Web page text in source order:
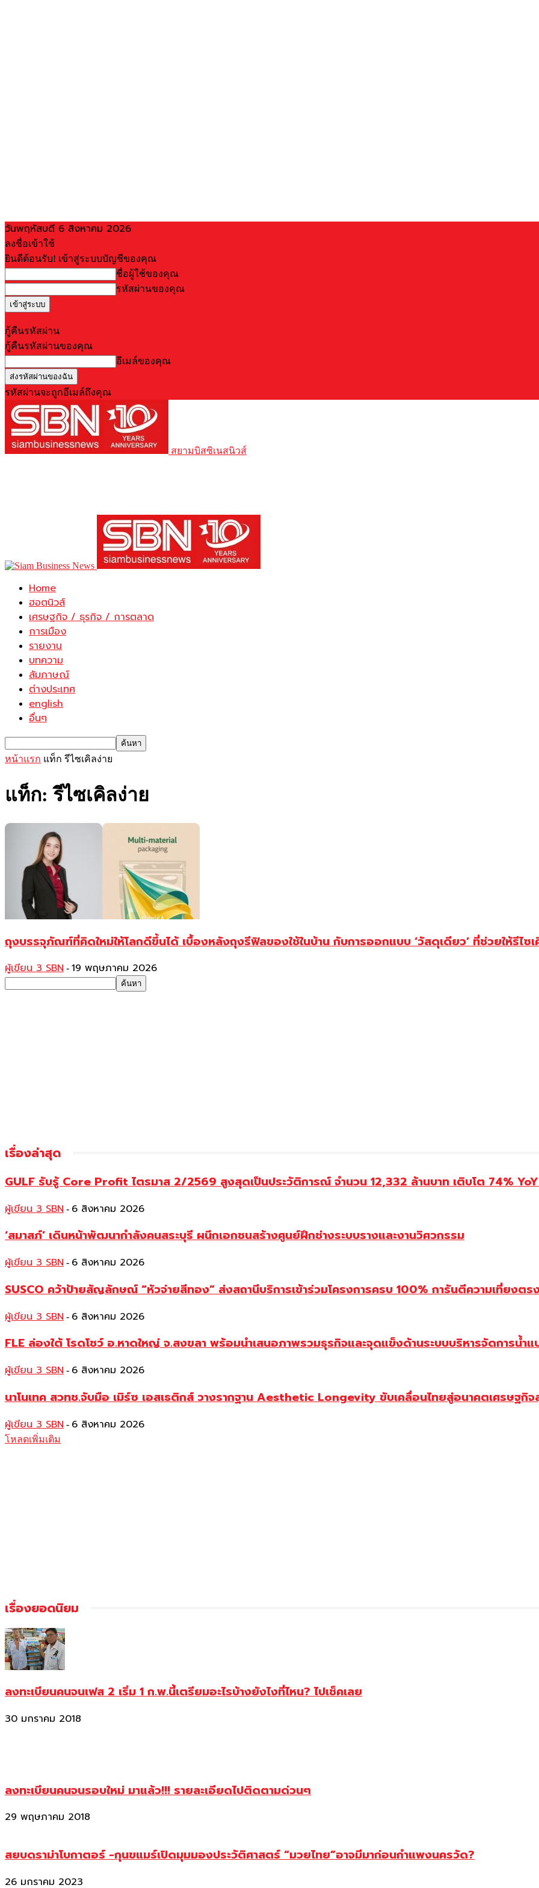
วันพฤหัสบดี 6 สิงหาคม 2026
ลงชื่อเข้าใช้
ยินดีต้อนรับ! เข้าสู่ระบบบัญชีของคุณ
ชื่อผู้ใช้ของคุณ
รหัสผ่านของคุณ
กู้คืนรหัสผ่าน
กู้คืนรหัสผ่านของคุณ
อีเมล์ของคุณ
รหัสผ่านจะถูกอีเมล์ถึงคุณ
สยามบิสซิเนสนิวส์
Home
ฮอตนิวส์
เศรษฐกิจ / ธุรกิจ / การตลาด
การเมือง
รายงาน
บทความ
สัมภาษณ์
ต่างประเทศ
english
อื่นๆ
หน้าแรก แท็ก รีไซเคิลง่าย
แท็ก: รีไซเคิลง่าย
ถุงบรรจุภัณฑ์ที่คิดใหม่ให้โลกดีขึ้นได้ เบื้องหลังถุงรีฟิลของใช้ในบ้าน กับการออกแบบ ‘วัสดุเดียว’ ที่ช่วยให้รีไซเ
ผู้เขียน 3 SBN - 19 พฤษภาคม 2026
เรื่องล่าสุด
GULF รับรู้ Core Profit ไตรมาส 2/2569 สูงสุดเป็นประวัติการณ์ จำนวน 12,332 ล้านบาท เติบโต 74%
ผู้เขียน 3 SBN - 6 สิงหาคม 2026
‘สมาสภ์’ เดินหน้าพัฒนากำลังคนสระบุรี ผนึกเอกชนสร้างศูนย์ฝึกช่างระบบรางและงานวิศวกรรม
ผู้เขียน 3 SBN - 6 สิงหาคม 2026
SUSCO คว้าป้ายสัญลักษณ์ “หัวจ่ายสีทอง” ส่งสถานีบริการเข้าร่วมโครงการครบ 100% การันตีความเที่ยงตร
ผู้เขียน 3 SBN - 6 สิงหาคม 2026
FLE ล่องใต้ โรดโชว์ อ.หาดใหญ่ จ.สงขลา พร้อมนำเสนอภาพรวมธุรกิจและจุดแข็งด้านระบบบริหารจัดการน้
ผู้เขียน 3 SBN - 6 สิงหาคม 2026
นาโนเทค สวทช.จับมือ เมิร์ซ เอสเธติกส์ วางรากฐาน Aesthetic Longevity ขับเคลื่อนไทยสู่อนาคตเศรษฐกิ
ผู้เขียน 3 SBN - 6 สิงหาคม 2026
โหลดเพิ่มเติม
เรื่องยอดนิยม
ลงทะเบียนคนจนเฟส 2 เริ่ม 1 ก.พ.นี้เตรียมอะไรบ้างยังไงที่ไหน? ไปเช็คเลย
30 มกราคม 2018
ลงทะเบียนคนจนรอบใหม่ มาแล้ว!!! รายละเอียดไปติดตามด่วนๆ
29 พฤษภาคม 2018
สยบดราม่าโบกาตอร์ -กุนขแมร์เปิดมุมมองประวัติศาสตร์ “มวยไทย”อาจมีมาก่อนกำแพงนครวัด?
26 มกราคม 2023